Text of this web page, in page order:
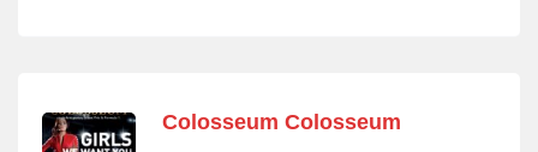
Colosseum Colosseum